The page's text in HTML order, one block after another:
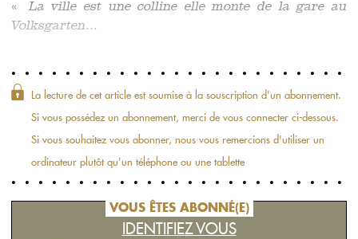
«La ville est une colline elle monte de la gare au
Volksgarten...
La lecture de cet article est soumise à la souscription d'un abonnement.
Si vous possédez un abonnement, merci de vous connecter ci-dessous.
Si vous souhaitez vous abonner, nous vous remercions d'utiliser un
ordinateur plutôt qu'un téléphone ou une tablette
VOUS ÊTES ABONNÉ(E)
IDENTIFIEZ VOUS